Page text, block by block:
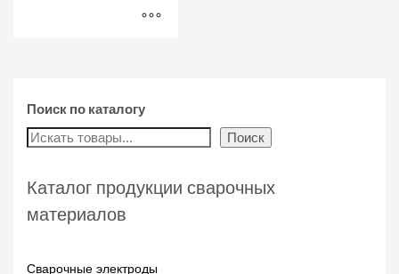
Поиск по каталогу
Поиск
Каталог продукции сварочных
материалов
Сварочные электроды